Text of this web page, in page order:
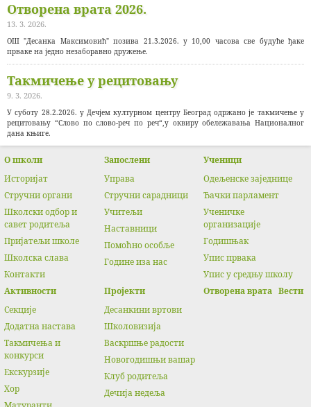
Отворена врата 2026.
13. 3. 2026.
ОШ "Десанка Максимовић" позива 21.3.2026. у 10,00 часова све будуће ђаке
прваке на једно незаборавно дружење.
Такмичење у рецитовању
9. 3. 2026.
У суботу 28.2.2026. у Дечјем културном центру Београд одржано је такмичење у
рецитовању “Слово по слово-реч по реч“,у оквиру обележавања Националног
дана књиге.
О школи
Историјат
Стручни органи
Школски одбор и
савет родитеља
Пријатељи школе
Школска слава
Контакти
Запослени
Управа
Стручни сарадници
Учитељи
Наставници
Помоћно особље
Године иза нас
Ученици
Одељенске заједнице
Ђачки парламент
Ученичке
организације
Годишњак
Упис првака
Упис у средњу школу
Активности
Секције
Додатна настава
Такмичења и
конкурси
Екскурзије
Хор
Прojeкти
Десанкини вртови
Школовизија
Васкршње радости
Новогодишњи вашар
Клуб родитеља
Дечија недеља
Отворена врата Вести